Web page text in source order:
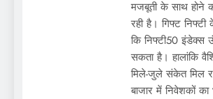
मजबूती के साथ होने
रही है। गिफ्ट
कि निफ्टी50
सकता है। हालांकि
मिले-जुले संकेत मिल
बाजार में निवेशकों